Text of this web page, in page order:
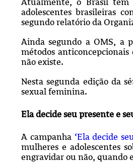
adolescentes brasileiras
segundo relatório da
Ainda segundo a OMS, a
métodos
não existe.
Nesta segunda edição da
sexual feminina.
Ela decide seu presente e
A campanha ‘Ela decide
mulheres e adolescentes
engravidar ou não, quando